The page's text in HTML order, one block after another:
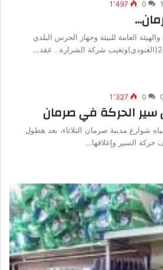
0 1٬497
العامة للبيئة وجهاز الحرس البلدي
0 1٬327
سير الحركة في صرمان
شوارع مدينة صرمان الثلاثاء، بعد هطول
السير وإغلاقها…